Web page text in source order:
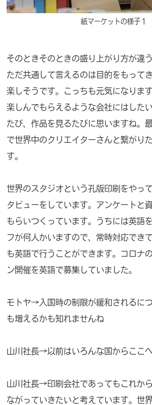
紙マーケットの様子１
そのときそのときの盛り上がり方が違
ただ共通して言えるのは目的をもって
楽しそうです。こっちも元気になりま
楽しんでもらえるような会社にはした
たび、作品を見るたびに思いますね。
で世界中のクリエイターさんと繋がり
す。
世界のスタジオという孔版印刷をやっ
タビューをしています。アンケートと
もらいつくっています。うちには英語
フが何人かいますので、常時対応でき
も英語で行うことができます。コロナ
ン開催を英語で募集していました。
モトヤ→入国時の制限が緩和されるに
も増えるかも知れませんね
山川社長→以前はいろんな国からここへ
山川社長→印刷会社であってもこれか
ながっていきたいと考えています。世